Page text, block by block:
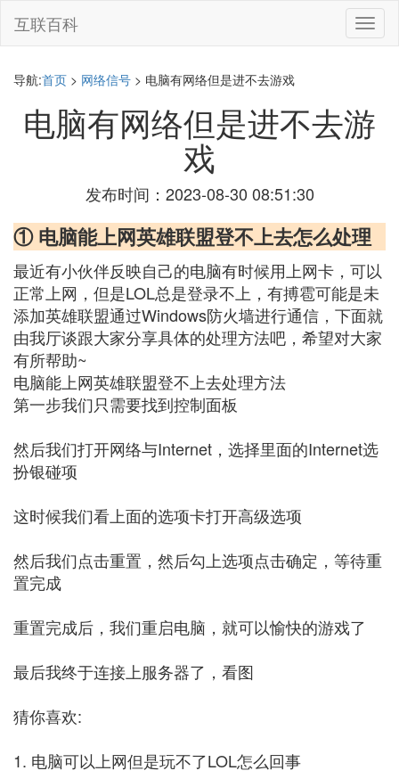
切
换
互联百科
导航:首页 > 网络信号 > 电脑有网络但是进不去游戏
电脑有网络但是进不去游
戏
发布时间：2023-08-30 08:51:30
① 电脑能上网英雄联盟登不上去怎么处理
最近有小伙伴反映自己的电脑有时候用上网卡，可以
正常上网，但是LOL总是登录不上，有搏雹可能是未
添加英雄联盟通过Windows防火墙进行通信，下面就
由我厅谈跟大家分享具体的处理方法吧，希望对大家
有所帮助~
电脑能上网英雄联盟登不上去处理方法
第一步我们只需要找到控制面板
然后我们打开网络与Internet，选择里面的Internet选
扮银碰项
这时候我们看上面的选项卡打开高级选项
然后我们点击重置，然后勾上选项点击确定，等待重
置完成
重置完成后，我们重启电脑，就可以愉快的游戏了
最后我终于连接上服务器了，看图
猜你喜欢:
1. 电脑可以上网但是玩不了LOL怎么回事